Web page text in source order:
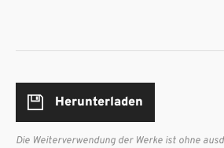
Herunterladen
Die Weiterverwendung der Werke ist ohne